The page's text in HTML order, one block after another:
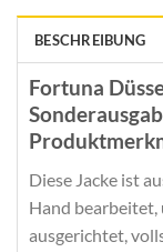
BESCHREIBUNG
Fortuna
Diese Jacke ist
Hand bearbeitet,
ausgerichtet,